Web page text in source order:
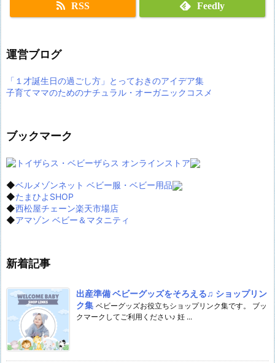
RSS Feedly
運営ブログ
「１才誕生日の過ごし方」とっておきのアイデア集
子育てママのためのナチュラル・オーガニックコスメ
ブックマーク
◆ベルメゾンネット ベビー服・ベビー用品
◆たまひよSHOP
◆西松屋チェーン楽天市場店
◆アマゾン ベビー＆マタニティ
新着記事
出産準備 ベビーグッズをそろえる♫ ショップリン
ク集 ベビーグッズお役立ちショップリンク集です。 ブッ
クマークしてご利用ください♪ 妊 ...